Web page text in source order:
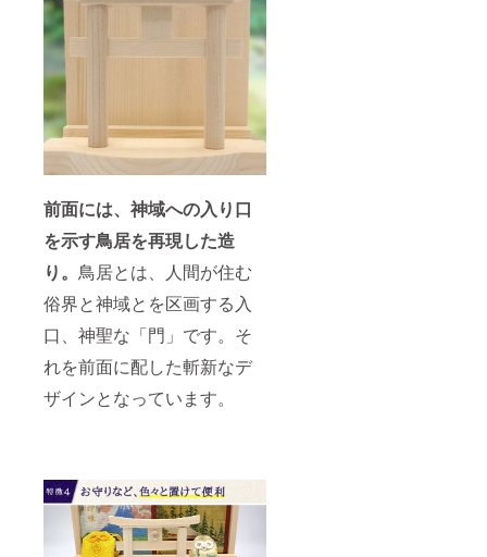
前面には、神域への入り口
を示す鳥居を再現した造
り。 鳥居とは、人間が住む
俗界と神域とを区画する入
口、神聖な「門」です。そ
れを前面に配した斬新なデ
ザインとなっています。